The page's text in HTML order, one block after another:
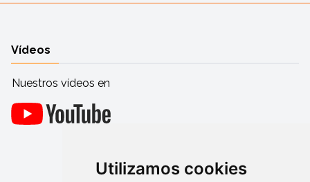
Utilizamos cookies
Vídeos
Nuestros vídeos en